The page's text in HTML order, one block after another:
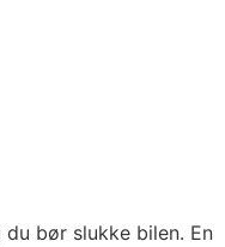
bør slukke bilen. En